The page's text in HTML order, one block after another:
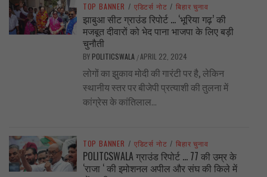
TOP BANNER / एडिटर्स नोट / बिहार चुनाव
झाबुआ सीट ग्राउंड रिपोर्ट … ‘भूरिया गढ़’ की
मजबूत दीवारों को भेद पाना भाजपा के लिए बड़ी
चुनौती
BY POLITICSWALA /APRIL 22, 2024
लोगों का झुकाव मोदी की गारंटी पर है, लेकिन
स्थानीय स्तर पर बीजेपी प्रत्याशी की तुलना में
कांग्रेस के कांतिलाल...
TOP BANNER / एडिटर्स नोट / बिहार चुनाव
POLITCSWALA ग्राउंड रिपोर्ट … 77 की उम्र के
‘राजा ‘ की इमोशनल अपील और संघ की किले में